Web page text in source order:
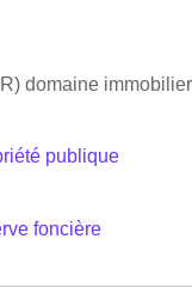
domaine immobilier
publique
foncière